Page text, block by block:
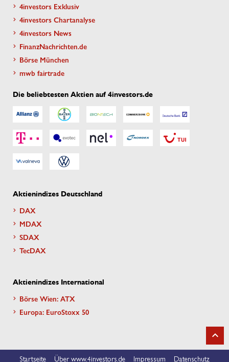
4investors Exklusiv
4investors Chartanalyse
4investors News
FinanzNachrichten.de
Börse München
mwb fairtrade
Die beliebtesten Aktien auf 4investors.de
Aktienindizes Deutschland
DAX
MDAX
SDAX
TecDAX
Aktienindizes International
Börse Wien: ATX
Europa: EuroStoxx 50
Startseite Über www.4investors.de Impressum Datenschutz